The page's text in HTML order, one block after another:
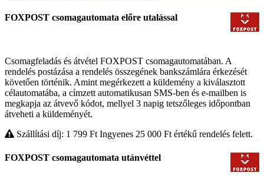
FOXPOST csomagautomata előre utalással
Csomagfeladás és átvétel FOXPOST csomagautomatában. A
rendelés postázása a rendelés összegének bankszámlára érkezését
követően történik. Amint megérkezett a küldemény a kiválasztott
célautomatába, a címzett automatikusan SMS-ben és e-mailben is
megkapja az átvevő kódot, mellyel 3 napig tetszőleges időpontban
átveheti a küldeményét.
Szállítási díj: 1 799 Ft Ingyenes 25 000 Ft értékű rendelés felett.
FOXPOST csomagautomata utánvéttel